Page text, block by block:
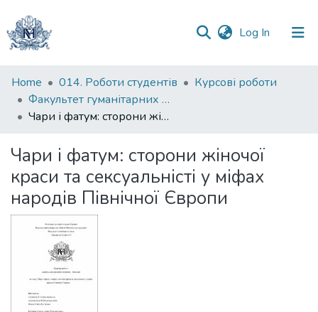
Log In (current)
Communities
&
Collections
Statistics
Home 014. Роботи студентів
Курсові роботи
Факультет гуманітарних наук
Чари і фатум: сторони жіночої краси та сексуальністі у міфах народів Північної Європи
Чари і фатум: сторони жіночої
краси та сексуальністі у міфах
народів Північної Європи